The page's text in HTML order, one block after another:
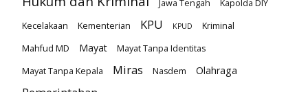
Jawa Tengah
Kapolda DIY
Kecelakaan
Kementerian KPU KPUD
Kriminal
Mahfud MD
Mayat
Mayat Tanpa Identitas
Mayat Tanpa Kepala
Miras Nasdem Olahraga